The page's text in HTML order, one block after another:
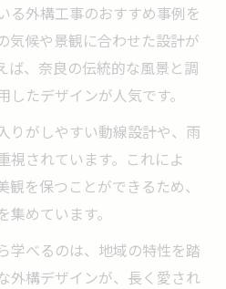
る外構工事のおすすめ事例を
気候や景観に合わせた設計が
ば、奈良の伝統的な風景と調
たデザインが人気です。
りがしやすい動線設計や、雨
視されています。これによ
を保つことができるため、
めています。
学べるのは、地域の特性を踏
外構デザインが、長く愛され